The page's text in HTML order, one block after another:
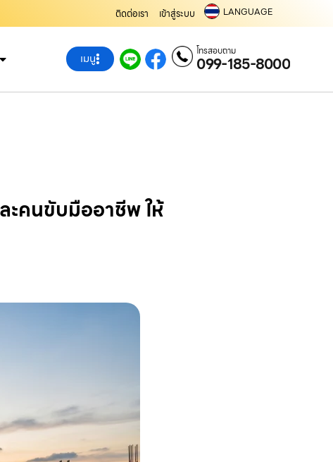
ติดต่อเรา เข้าสู่ระบบ LANGUAGE
เมนู โทรสอบถาม
099-185-8000
ะคนขับมืออาชีพ ให้